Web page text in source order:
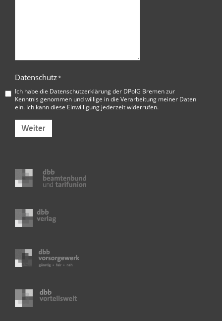
Datenschutz*
Ich habe die Datenschutzerklärung der DPolG Bremenzur
Kenntnis genommen und willige in die Verarbeitung meiner Daten
ein. Ich kann diese Einwilligung jederzeit widerrufen.
Weiter